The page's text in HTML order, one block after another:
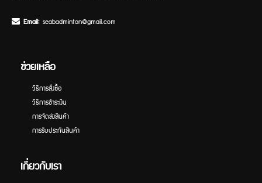
Email:seabadminton@gmail.com
ช่วยเหลือ
วิธีการสั่งซื้อ
วิธีการชำระเงิน
การจัดส่งสินค้า
การรับประกันสินค้า
เกี่ยวกับเรา